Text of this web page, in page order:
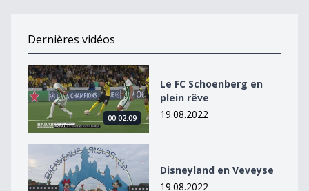
Dernières vidéos
Le FC Schoenberg en plein rêve
00:02:09
Le FC Schoenberg en
plein rêve
19.08.2022
Disneyland en Veveyse
Disneyland en Veveyse
19.08.2022